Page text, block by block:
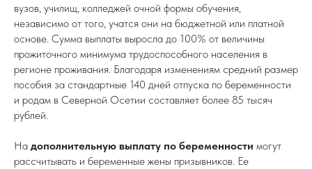
вузов, училищ, колледжей очной формы обучения,
независимо от того, учатся они на бюджетной или платной
основе. Сумма выплаты выросла до 100% от величины
прожиточного минимума трудоспособного населения в
регионе проживания. Благодаря изменениям средний размер
пособия за стандартные 140 дней отпуска по беременности
и родам в Северной Осетии составляет более 85 тысяч
рублей.
На дополнительную выплату по беременности могут
рассчитывать и беременные жены призывников. Ее